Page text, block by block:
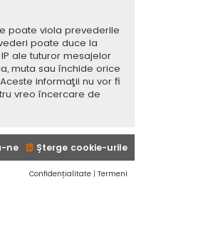
poate viola prevederile
poate duce la
ale tuturor mesajelor
muta sau închide orice
informaţii nu vor fi
vreo încercare de
Şterge cookie-urile
ne
Confidențialitate | Termeni